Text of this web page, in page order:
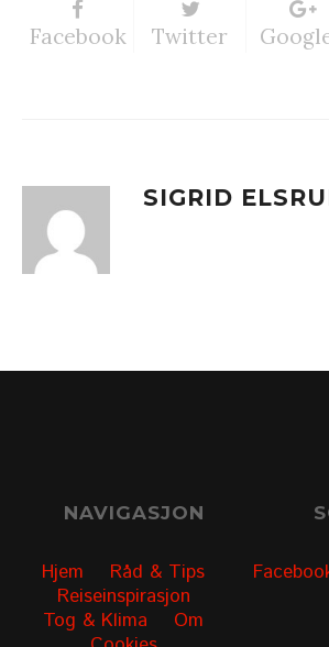
Facebook Twitter
SIGRID
NAVIGASJON
Hjem
Råd & Tips
Reiseinspirasjon
Tog & Klima
Om